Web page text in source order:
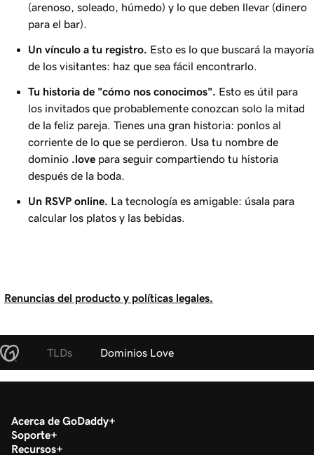
(arenoso, soleado, húmedo) y lo que deben llevar (dinero
para el bar).
Un vínculo a tu registro. Esto es lo que buscará la mayoría
de los visitantes: haz que sea fácil encontrarlo.
Tu historia de "cómo nos conocimos". Esto es útil para
los invitados que probablemente conozcan solo la mitad
de la feliz pareja. Tienes una gran historia: ponlos al
corriente de lo que se perdieron. Usa tu nombre de
dominio .love para seguir compartiendo tu historia
después de la boda.
Un RSVP online. La tecnología es amigable: úsala para
calcular los platos y las bebidas.
Renuncias del producto y políticas legales.
TLDs Dominios Love
Acerca de GoDaddy
Soporte
Recursos